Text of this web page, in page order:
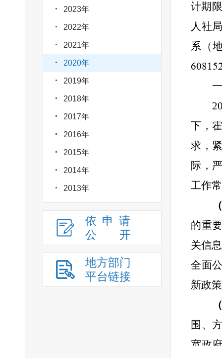
2023年
2022年
2021年
2020年
2019年
2018年
2017年
2016年
2015年
2014年
2013年
依申请
公
开
地方部门
平台链接
计期
人社
系（
下，
求，
际，
工作
的重
关信
全面
新政
围、
宽政